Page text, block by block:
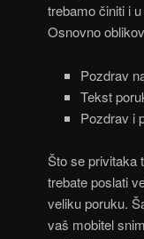
trebamo činiti i
Osnovno
Pozdrav
Tekst
Pozdrav i
Što se privitaka
trebate poslati
veliku poruku.
vaš mobitel